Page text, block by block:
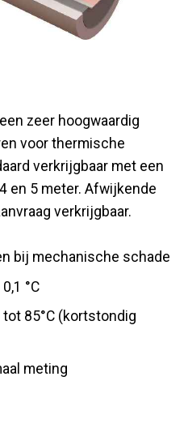
zeer hoogwaardig
voor thermische
verkrijgbaar met een
en 5 meter. Afwijkende
verkrijgbaar.
bij mechanische schade
°C
tot 85°C (kortstondig
meting